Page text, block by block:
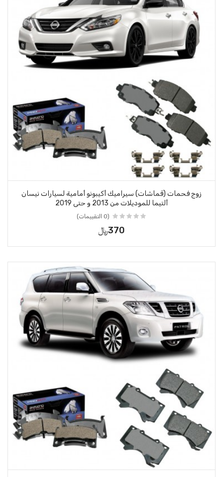
زوج فحمات (قماشات) سيراميك أكيبونو أمامية لسيارات نيسان
ألتيما للموديلات من 2013 و حتى 2019
(0 التقييمات)
370﷼